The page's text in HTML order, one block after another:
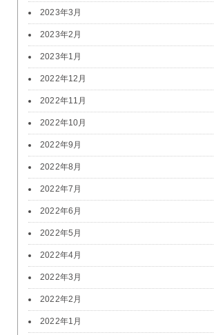
2023年3月
2023年2月
2023年1月
2022年12月
2022年11月
2022年10月
2022年9月
2022年8月
2022年7月
2022年6月
2022年5月
2022年4月
2022年3月
2022年2月
2022年1月